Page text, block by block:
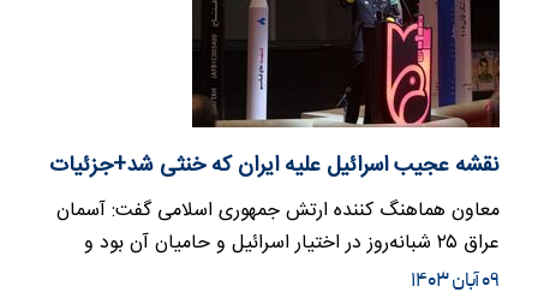
نقشه عجیب اسرائیل علیه ایران که خنثی شد+جزئیات
معاون هماهنگ کننده ارتش جمهوری اسلامی گفت: آسمان
عراق ۲۵ شبانه‌روز در اختیار اسرائیل و حامیان آن بود و
منتظر فرصت برای…
۰۹ آبان ۱۴۰۳